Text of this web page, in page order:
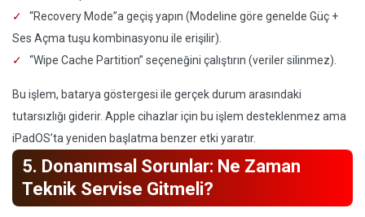
“Recovery Mode”a geçiş yapın (Modeline göre genelde Güç +
Ses Açma tuşu kombinasyonu ile erişilir).
“Wipe Cache Partition” seçeneğini çalıştırın (veriler silinmez).
Bu işlem, batarya göstergesi ile gerçek durum arasındaki
tutarsızlığı giderir. Apple cihazlar için bu işlem desteklenmez ama
iPadOS’ta yeniden başlatma benzer etki yaratır.
5. Donanımsal Sorunlar: Ne Zaman
Teknik Servise Gitmeli?